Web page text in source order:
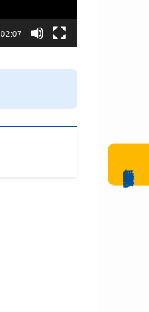
02:07